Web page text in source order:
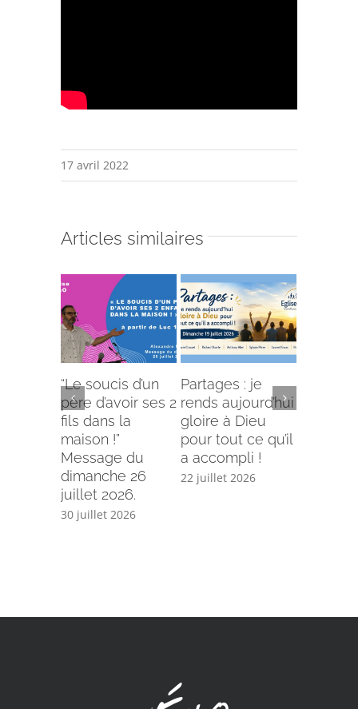
17 avril 2022
Articles similaires
“Le soucis d’un
père d’avoir ses 2
fils dans la
maison !”
Message du
dimanche 26
juillet 2026.
30 juillet 2026
Partages : je
rends aujourd’hui
gloire à Dieu
pour tout ce qu’il
a accompli !
22 juillet 2026